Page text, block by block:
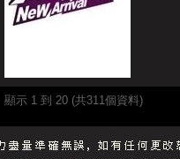
顯示 1 到 20 (共311個資料)